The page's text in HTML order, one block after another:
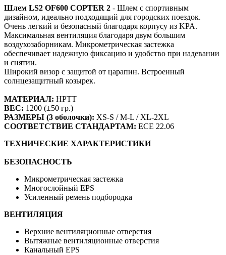
Шлем LS2 OF600 COPTER 2 - Шлем с спортивным
дизайном, идеально подходящий для городских поездок.
Очень легкий и безопасный благодаря корпусу из KPA.
Максимальная вентиляция благодаря двум большим
воздухозаборникам. Микрометрическая застежка
обеспечивает надежную фиксацию и удобство при надевании
и снятии.
Широкий визор с защитой от царапин. Встроенный
солнцезащитный козырек.
МАТЕРИАЛ: HPTT
ВЕС: 1200 (±50 гр.)
РАЗМЕРЫ (3 оболочки): XS-S / M-L / XL-2XL
СООТВЕТСТВИЕ СТАНДАРТАМ: ECE 22.06
ТЕХНИЧЕСКИЕ ХАРАКТЕРИСТИКИ
БЕЗОПАСНОСТЬ
Микрометрическая застежка
Многослойный EPS
Усиленный ремень подбородка
ВЕНТИЛЯЦИЯ
Верхние вентиляционные отверстия
Вытяжные вентиляционные отверстия
Канальный EPS